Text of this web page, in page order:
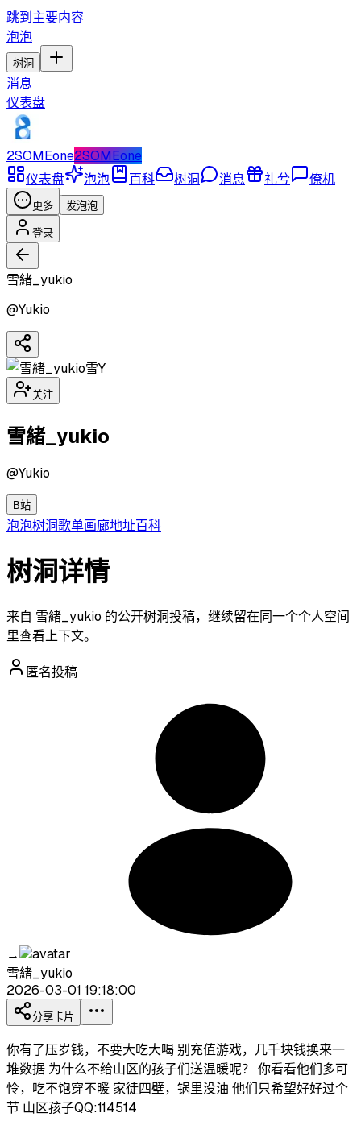
跳到主要内容
泡泡
树洞
消息
仪表盘
2SOMEone2SOMEone
仪表盘
泡泡 百科 树洞 消息 礼兮 僚机
更多 发泡泡
登录
雪緒_yukio
@Yukio
雪Y
关注
雪緒_yukio
@Yukio
B站
泡泡树洞歌单画廊地址百科
树洞详情
来自 雪緒_yukio 的公开树洞投稿，继续留在同一个个人空间
里查看上下文。
匿名投稿
→
雪緒_yukio
2026-03-01 19:18:00
分享卡片
你有了压岁钱，不要大吃大喝 别充值游戏，几千块钱换来一
堆数据 为什么不给山区的孩子们送温暖呢？ 你看看他们多可
怜，吃不饱穿不暖 家徒四壁，锅里没油 他们只希望好好过个
节 山区孩子QQ:114514